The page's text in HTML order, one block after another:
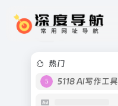
热门
5118 AI写作工具